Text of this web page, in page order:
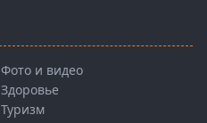
Фото и видео
Здоровье
Туризм